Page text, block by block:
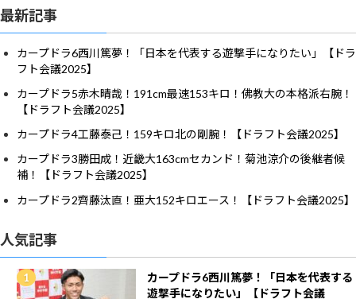
最新記事
カープドラ6西川篤夢！「日本を代表する遊撃手になりたい」【ドラ
フト会議2025】
カープドラ5赤木晴哉！191cm最速153キロ！佛教大の本格派右腕！
【ドラフト会議2025】
カープドラ4工藤泰己！159キロ北の剛腕！【ドラフト会議2025】
カープドラ3勝田成！近畿大163cmセカンド！菊池涼介の後継者候
補！【ドラフト会議2025】
カープドラ2齊藤汰直！亜大152キロエース！【ドラフト会議2025】
人気記事
カープドラ6西川篤夢！「日本を代表する
遊撃手になりたい」【ドラフト会議